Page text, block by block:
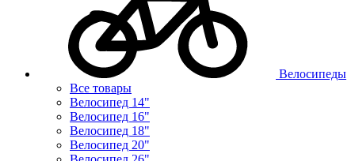
Велосипеды
Все товары
Велосипед 14"
Велосипед 16"
Велосипед 18"
Велосипед 20"